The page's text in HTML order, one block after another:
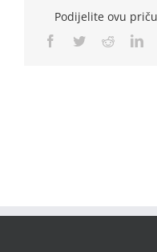
Podijelite ovu
Facebook
TwitterReddit